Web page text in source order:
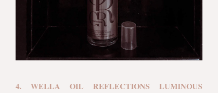
4. WELLA OIL REFLECTIONS LUMINOUS